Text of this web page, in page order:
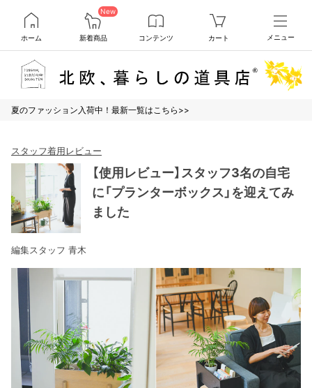
ホーム
New
新着商品 コンテンツ カート メニュー
夏のファッション入荷中！最新一覧はこちら>>
スタッフ着用レビュー
【使用レビュー】スタッフ3名の自宅
に「プランターボックス」を迎えてみ
ました
編集スタッフ 青木